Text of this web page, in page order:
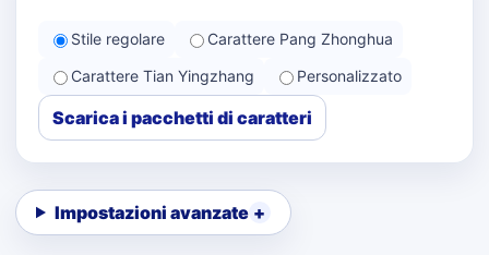
Stile regolare
Carattere Pang Zhonghua
Carattere Tian Yingzhang
Personalizzato
Scarica i pacchetti di caratteri
Impostazioni avanzate